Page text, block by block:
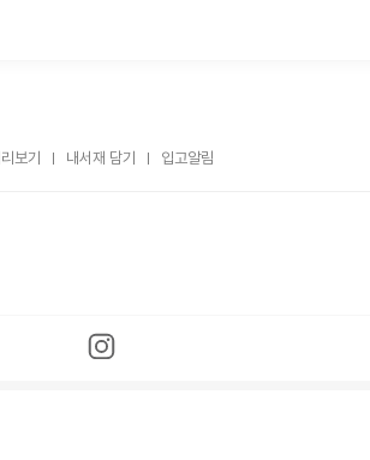
보기 내서재 담기 입고알림